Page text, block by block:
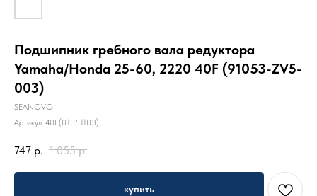
Подшипник гребного вала редуктора
Yamaha/Honda 25-60, 2220 40F (91053-ZV5-
003)
SEANOVO
Артикул: 40F(01051103)
747 р. 1 055 р.
купить